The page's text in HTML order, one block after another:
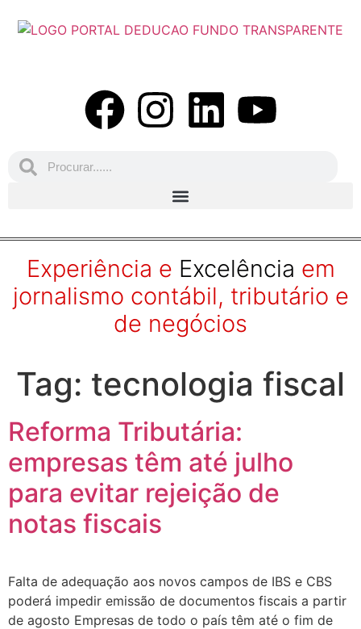
Experiência e Excelência em
jornalismo contábil, tributário e
de negócios
Tag: tecnologia fiscal
Reforma Tributária:
empresas têm até julho
para evitar rejeição de
notas fiscais
Falta de adequação aos novos campos de IBS e CBS
poderá impedir emissão de documentos fiscais a partir
de agosto Empresas de todo o país têm até o fim de